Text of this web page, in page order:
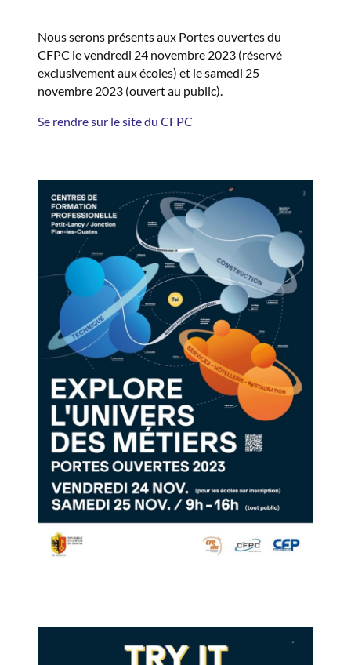
Nous serons présents aux Portes ouvertes du
CFPC le vendredi 24 novembre 2023 (réservé
exclusivement aux écoles) et le samedi 25
novembre 2023 (ouvert au public).
Se rendre sur le site du CFPC